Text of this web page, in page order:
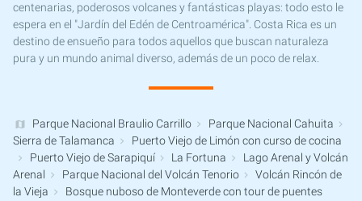
centenarias, poderosos volcanes y fantásticas playas: todo esto le
espera en el "Jardín del Edén de Centroamérica". Costa Rica es un
destino de ensueño para todos aquellos que buscan naturaleza
pura y un mundo animal diverso, además de un poco de relax.
Parque Nacional Braulio Carrillo
Parque Nacional Cahuita
Sierra de Talamanca
Puerto Viejo de Limón con curso de cocina
Puerto Viejo de Sarapiquí
La Fortuna
Lago Arenal y Volcán
Arenal
Parque Nacional del Volcán Tenorio
Volcán Rincón de
la Vieja
Bosque nuboso de Monteverde con tour de puentes